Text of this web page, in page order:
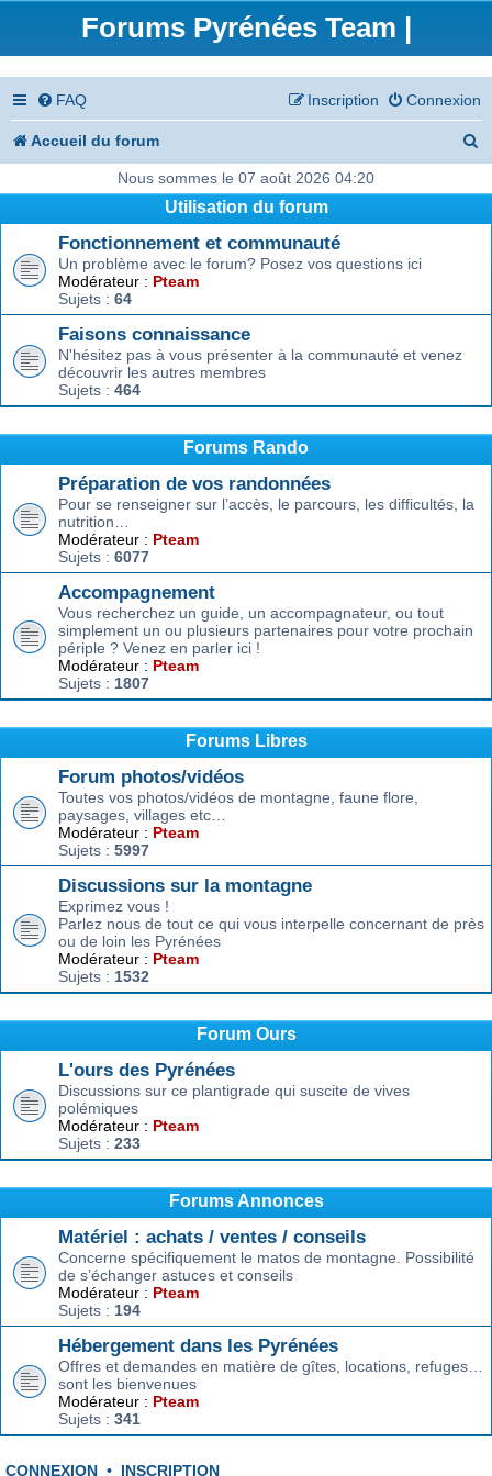
Forums Pyrénées Team |
FAQ Connexion
Inscription
Accueil du forum
e
Nous sommes le 07 août 2026 04:20
Utilisation du forum
Fonctionnement et communauté
Un problème avec le forum? Posez vos questions ici
Modérateur : Pteam
Sujets : 64
Faisons connaissance
N'hésitez pas à vous présenter à la communauté et venez
découvrir les autres membres
Sujets : 464
Forums Rando
Préparation de vos randonnées
Pour se renseigner sur l’accès, le parcours, les difficultés, la
nutrition…
Modérateur : Pteam
Sujets : 6077
Accompagnement
Vous recherchez un guide, un accompagnateur, ou tout
simplement un ou plusieurs partenaires pour votre prochain
périple ? Venez en parler ici !
Modérateur : Pteam
Sujets : 1807
Forums Libres
Forum photos/vidéos
Toutes vos photos/vidéos de montagne, faune flore,
paysages, villages etc…
Modérateur : Pteam
Sujets : 5997
Discussions sur la montagne
Exprimez vous !
Parlez nous de tout ce qui vous interpelle concernant de près
ou de loin les Pyrénées
Modérateur : Pteam
Sujets : 1532
Forum Ours
L'ours des Pyrénées
Discussions sur ce plantigrade qui suscite de vives
polémiques
Modérateur : Pteam
Sujets : 233
Forums Annonces
Matériel : achats / ventes / conseils
Concerne spécifiquement le matos de montagne. Possibilité
de s’échanger astuces et conseils
Modérateur : Pteam
Sujets : 194
Hébergement dans les Pyrénées
Offres et demandes en matière de gîtes, locations, refuges…
sont les bienvenues
Modérateur : Pteam
Sujets : 341
CONNEXION • INSCRIPTION